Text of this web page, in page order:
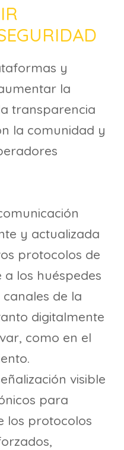
y
la
transparencia
la comunidad y
y actualizada
protocolos de
a los huéspedes
de la
digitalmente
como en el
visible
para
los protocolos